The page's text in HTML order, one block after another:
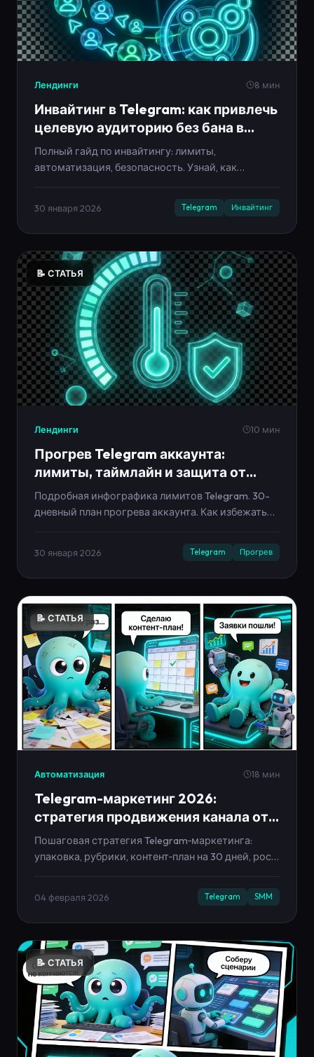
Лендинги 8 мин
Инвайтинг в Telegram: как привлечь
целевую аудиторию без бана в
2025
Полный гайд по инвайтингу: лимиты,
автоматизация, безопасность. Узнай, как
30 января 2026 Telegram Инвайтинг
📝 СТАТЬЯ
Лендинги 10 мин
Прогрев Telegram аккаунта:
лимиты, таймлайн и защита от
бана
Подробная инфографика лимитов Telegram. 30-
дневный план прогрева аккаунта. Как избежать
30 января 2026 Telegram Прогрев
📝 СТАТЬЯ
Автоматизация 18 мин
Telegram-маркетинг 2026:
стратегия продвижения канала от
нуля до заявок
Пошаговая стратегия Telegram‑маркетинга:
упаковка, рубрики, контент‑план на 30 дней, рост
04 февраля 2026 Telegram SMM
📝 СТАТЬЯ